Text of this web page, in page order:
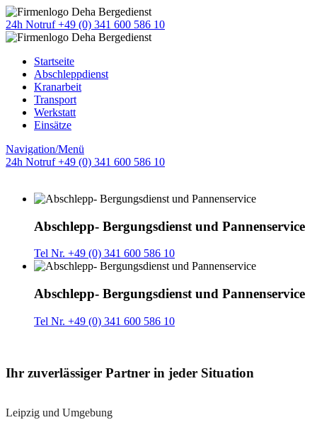
24h Notruf +49 (0) 341 600 586 10
Startseite
Abschleppdienst
Kranarbeit
Transport
Werkstatt
Einsätze
Navigation/Menü
24h Notruf +49 (0) 341 600 586 10
Abschlepp- Bergungsdienst und Pannenservice
Tel Nr. +49 (0) 341 600 586 10
Abschlepp- Bergungsdienst und Pannenservice
Tel Nr. +49 (0) 341 600 586 10
Ihr zuverlässiger Partner in jeder Situation
Leipzig und Umgebung